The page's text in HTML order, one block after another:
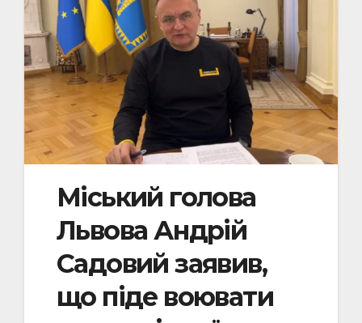
Міський голова
Львова Андрій
Садовий заявив,
що піде воювати